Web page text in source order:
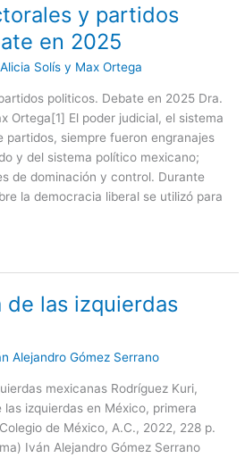
y partidos
en 2025
Solís y Max Ortega
politicos. Debate en 2025 Dra.
Ortega[1] El poder judicial, el sistema
partidos, siempre fueron engranajes
y del sistema político mexicano;
de dominación y control. Durante
la democracia liberal se utilizó para
de las izquierdas
Alejandro Gómez Serrano
mexicanas Rodríguez Kuri,
las izquierdas en México, primera
de México, A.C., 2022, 228 p.
Iván Alejandro Gómez Serrano